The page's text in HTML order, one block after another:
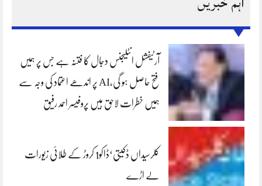
آرٹیفشل انٹلیجنس دجال کا فتنہ ہے جس پر ہمیں
فتح حاصل ہو گی،AI پر اندھے اعتماد کی وجہ سے
ہمیں خطرات لاحق ہیں پروفیسر احمد رفیق
کلرسیداں ڈکیتی‘ڈاکو1 کروڑ کے طلائی زیورات
لے اڑے